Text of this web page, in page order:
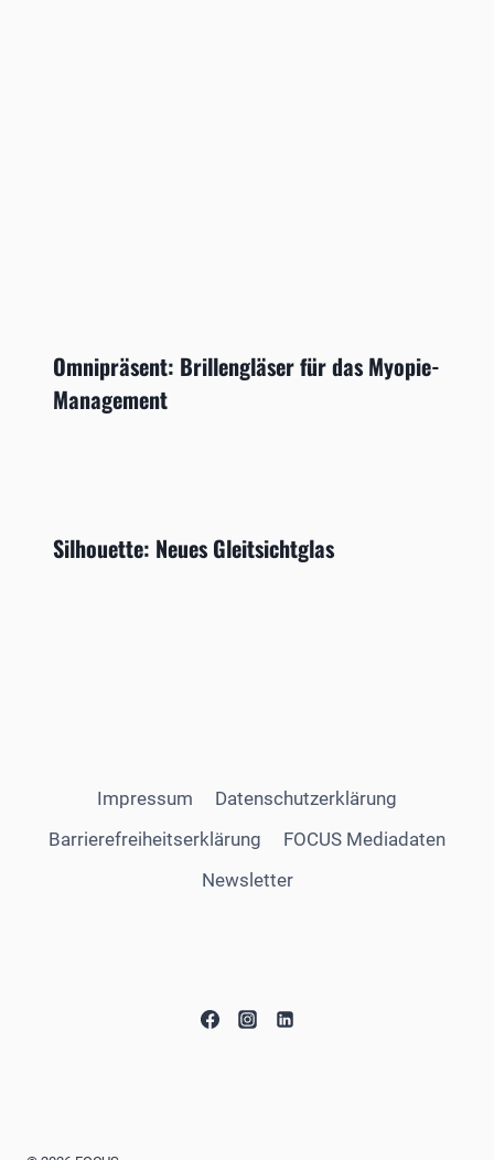
Omnipräsent: Brillengläser für das Myopie-
Management
Silhouette: Neues Gleitsichtglas
Impressum
Datenschutzerklärung
Barrierefreiheitserklärung
FOCUS Mediadaten
Newsletter